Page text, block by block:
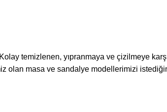
temizlenen, yıpranmaya ve çizilmeye
olan masa ve sandalye modellerimizi